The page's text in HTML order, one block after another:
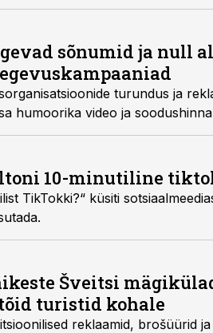
sõnumid ja null
turundus ja
humoorika video ja
10-minutiline
TikTokki?“ küsiti
Šveitsi
turistid kohale
reklaamid, brošüürid